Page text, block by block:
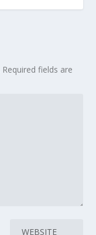
Required fields are